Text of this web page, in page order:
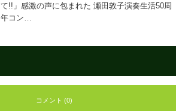
て!!」感激の声に包まれた 瀬田敦子演奏生活50周
年コン…
コメント (0)